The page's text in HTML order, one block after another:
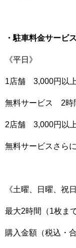
・駐車料金サー
《平日》
1店舗 3,000円以上
無料サービス 2時
2店舗 3,000円以上
無料サービスさら
《土曜、日曜、祝日
最大2時間（1枚ま
購入金額（税込・